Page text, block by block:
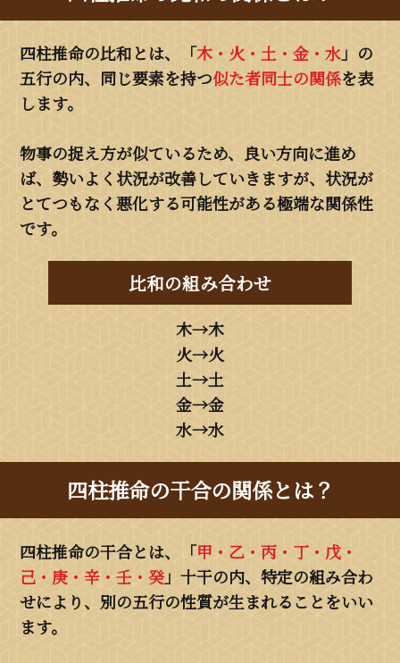
四柱推命の比和とは、「木・火・土・金・水」の
五行の内、同じ要素を持つ似た者同士の関係を表
します。
物事の捉え方が似ているため、良い方向に進め
ば、勢いよく状況が改善していきますが、状況が
とてつもなく悪化する可能性がある極端な関係性
です。
比和の組み合わせ
木→木
火→火
土→土
金→金
水→水
四柱推命の干合の関係とは？
四柱推命の干合とは、「甲・乙・丙・丁・戊・
己・庚・辛・壬・癸」十干の内、特定の組み合わ
せにより、別の五行の性質が生まれることをいい
ます。